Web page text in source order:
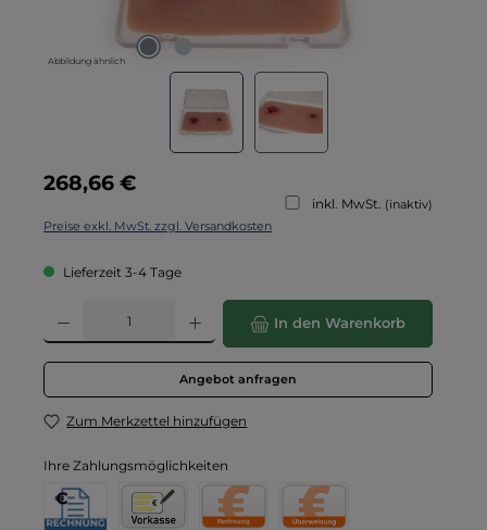
Abbildung ähnlich
Regulärer Preis:
268,66 €
inkl. MwSt. (inaktiv)
Preise exkl. MwSt. zzgl. Versandkosten
Lieferzeit 3-4 Tage
Produkt Anzahl: Gib den gewünschten Wert ein oder benutze die
In den Warenkorb
Angebot anfragen
Zum Merkzettel hinzufügen
Ihre Zahlungsmöglichkeiten